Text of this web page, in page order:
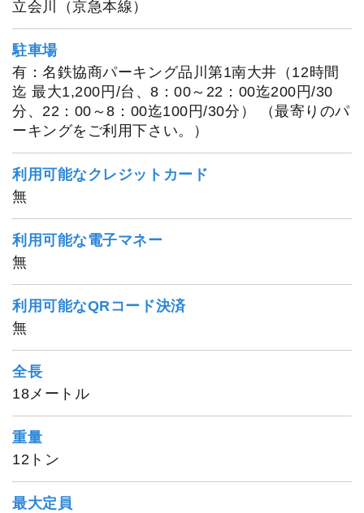
立会川（京急本線）
駐車場
有：名鉄協商パーキング品川第1南大井（12時間
迄 最大1,200円/台、8：00～22：00迄200円/30
分、22：00～8：00迄100円/30分） （最寄りのパ
ーキングをご利用下さい。）
利用可能なクレジットカード
無
利用可能な電子マネー
無
利用可能なQRコード決済
無
全長
18メートル
重量
12トン
最大定員